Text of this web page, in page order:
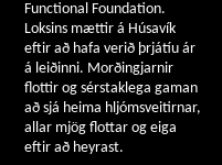
Functional Foundation.
Loksins mættir á Húsavík
eftir að hafa verið þrjátíu ár
á leiðinni. Morðingjarnir
flottir og sérstaklega gaman
að sjá heima hljómsveitirnar,
allar mjög flottar og eiga
eftir að heyrast.